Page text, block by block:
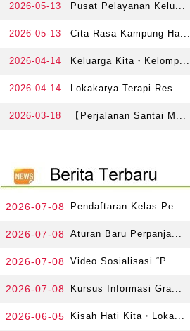
2026-05-13 Pusat Pelayanan Kelu...
2026-05-13 Cita Rasa Kampung Ha...
2026-04-14 Keluarga Kita・Kelomp...
2026-04-14 Lokakarya Terapi Res...
2026-03-18 【Perjalanan Santai M...
2026-07-08 Pendaftaran Kelas Pe...
2026-07-08 Aturan Baru Perpanja...
2026-07-08 Video Sosialisasi “P...
2026-07-08 Kursus Informasi Gra...
2026-06-05 Kisah Hati Kita・Loka...